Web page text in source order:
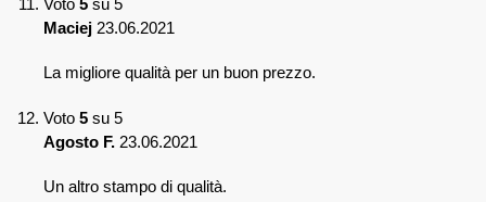
Maciej 23.06.2021
La migliore qualità per un buon prezzo.
Voto 5 su 5
Agosto F. 23.06.2021
Un altro stampo di qualità.